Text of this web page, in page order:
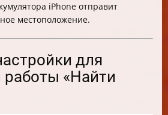
iPhone отправит
местоположение.
для
работы «Найти